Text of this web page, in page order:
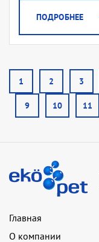
ПОДРОБНЕЕ
1 2 3
9 10 11
Главная
О компании